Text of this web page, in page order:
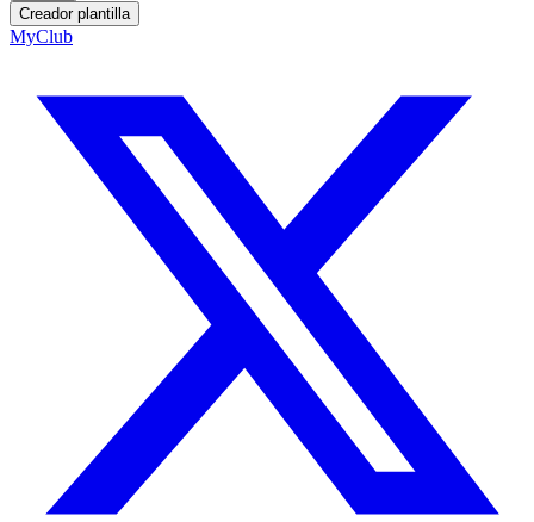
Creador plantilla
MyClub